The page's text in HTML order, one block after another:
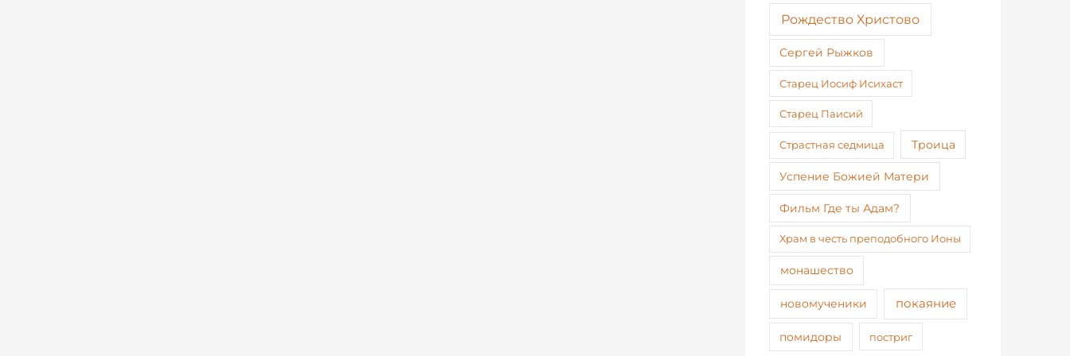
Рождество Христово
Сергей Рыжков
Старец Иосиф Исихаст
Старец Паисий
Страстная седмица Троица
Успение Божией Матери
Фильм Где ты Адам?
Храм в честь преподобного Ионы
монашество
новомученики покаяние
помидоры постриг